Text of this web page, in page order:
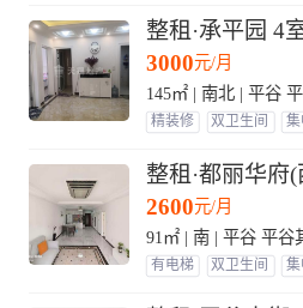
整租·承平园 4
3000元/月
145㎡ | 南北 | 平谷
精装修 双卫生间 集
整租·都丽华府
2600元/月
91㎡ | 南 | 平谷 平谷
有电梯 双卫生间 集